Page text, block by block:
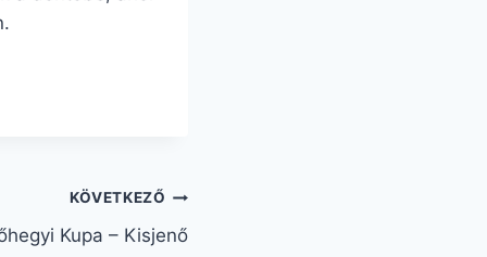
KÖVETKEZŐ
Kupa – Kisjenő